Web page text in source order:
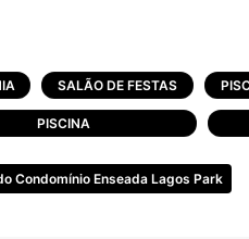
SALÃO DE FESTAS
PISCINA
Condomínio Enseada Lagos Park